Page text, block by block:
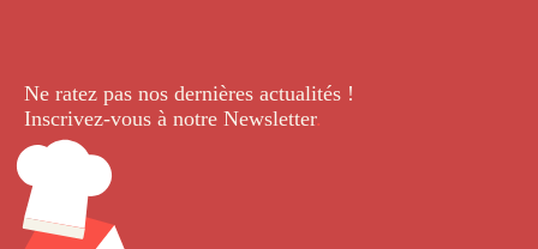
Ne ratez pas nos dernières actualités !
Inscrivez-vous à notre Newsletter.